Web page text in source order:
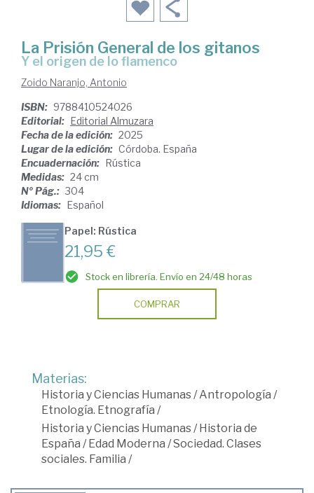
La Prisión General de los gitanos
y el origen de lo flamenco
Zoido Naranjo, Antonio
ISBN: 9788410524026
Editorial: Editorial Almuzara
Fecha de la edición: 2025
Lugar de la edición: Córdoba. España
Encuadernación: Rústica
Medidas: 24 cm
Nº Pág.: 304
Idiomas: Español
Papel: Rústica
21,95 €
Stock en librería. Envío en 24/48 horas
COMPRAR
Materias:
Historia y Ciencias Humanas /Antropología /
Etnología. Etnografía /
Historia y Ciencias Humanas /Historia de
España /Edad Moderna /Sociedad. Clases
sociales. Familia /